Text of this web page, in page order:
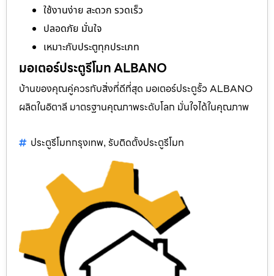
ใช้งานง่าย สะดวก รวดเร็ว
ปลอดภัย มั่นใจ
เหมาะกับประตูทุกประเภท
มอเตอร์ประตูรีโมท ALBANO
บ้านของคุณคู่ควรกับสิ่งที่ดีที่สุด มอเตอร์ประตูรั้ว ALBANO
ผลิตในอิตาลี มาตรฐานคุณภาพระดับโลก มั่นใจได้ในคุณภาพ
ประตูรีโมทกรุงเทพ, รับติดตั้งประตูรีโมท